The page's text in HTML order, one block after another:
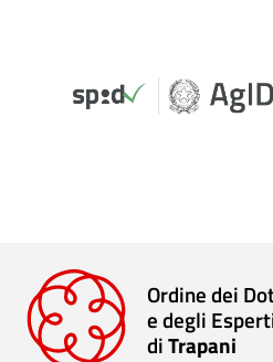
Ordine dei
e degli
diTrapani